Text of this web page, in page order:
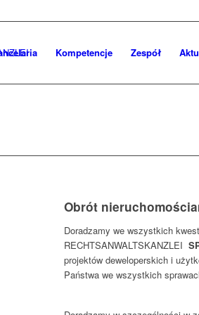
Kompetencje Zespόł
Obrót
Doradzamy we wszystkich
RECHTSANWALTSKANZLEI
projektów deweloperskich i
Państwa we wszystkich